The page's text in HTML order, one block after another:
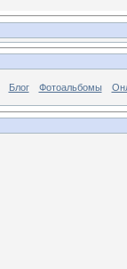
Блог Фотоальбомы